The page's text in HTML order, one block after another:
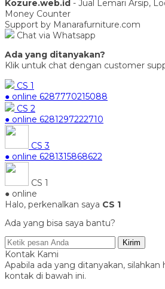
Kozure.web.id - Jual Lemari Arsip,
Money Counter
Support by Manarafurniture.com
Chat via Whatsapp
Ada yang ditanyakan?
Klik untuk chat dengan customer
CS 1
● online 6287770215088
CS 2
● online 6281297222710
CS 3
● online 6281315868622
CS 1
● online
Halo, perkenalkan saya CS 1
Ada yang bisa saya bantu?
Kirim
Kontak Kami
Apabila ada yang ditanyakan,
kontak di bawah ini.